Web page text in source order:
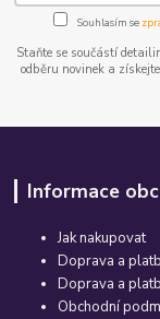
Souhlasím se
Staňte se součástí
odběru novinek a
Informace
Jak nakupovat
Doprava a
Doprava a
Obchodní